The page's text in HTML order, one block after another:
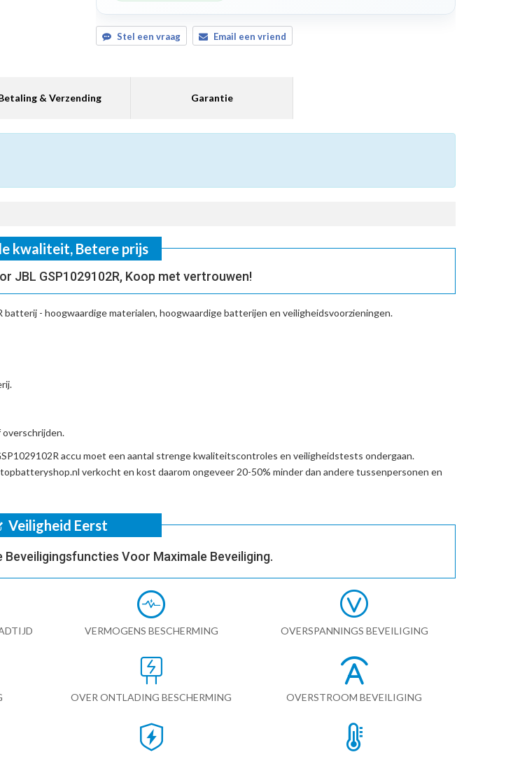
Stel een vraag Email een vriend
& Verzending Garantie
kwaliteit, Betere prijs
JBL GSP1029102R, Koop met vertrouwen!
batterij - hoogwaardige materialen, hoogwaardige batterijen en veiligheidsvoorzieningen.
accu moet een aantal strenge kwaliteitscontroles en veiligheidstests ondergaan.
verkocht en kost daarom ongeveer 20-50% minder dan andere tussenpersonen en
Veiligheid Eerst
Voor Maximale Beveiliging.
VERMOGENS BESCHERMING OVERSPANNINGS BEVEILIGING
OVER ONTLADING BESCHERMING OVERSTROOM BEVEILIGING